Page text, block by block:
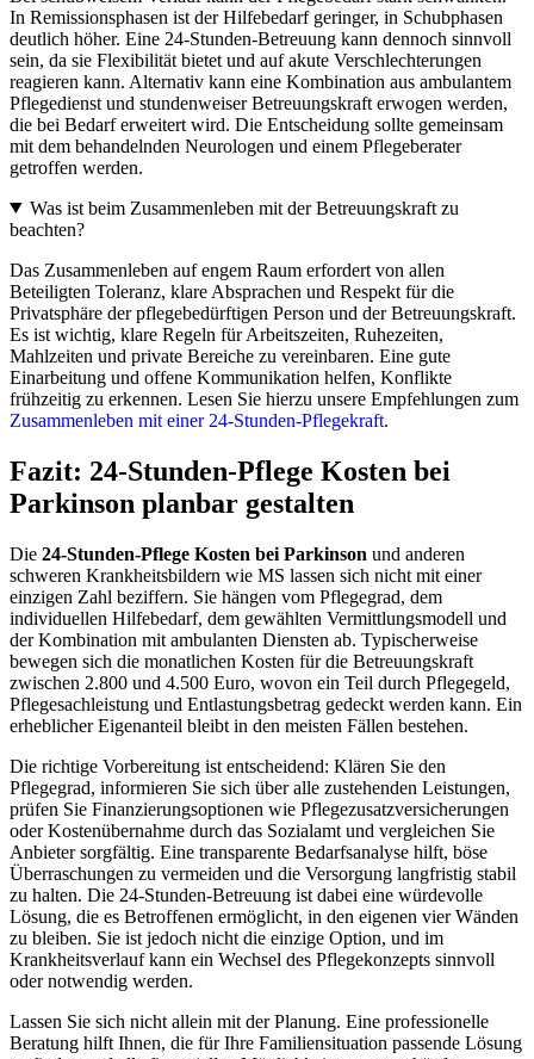
In Remissionsphasen ist der Hilfebedarf geringer, in Schubphasen
deutlich höher. Eine 24-Stunden-Betreuung kann dennoch sinnvoll
sein, da sie Flexibilität bietet und auf akute Verschlechterungen
reagieren kann. Alternativ kann eine Kombination aus ambulantem
Pflegedienst und stundenweiser Betreuungskraft erwogen werden,
die bei Bedarf erweitert wird. Die Entscheidung sollte gemeinsam
mit dem behandelnden Neurologen und einem Pflegeberater
getroffen werden.
Was ist beim Zusammenleben mit der Betreuungskraft zu
beachten?
Das Zusammenleben auf engem Raum erfordert von allen
Beteiligten Toleranz, klare Absprachen und Respekt für die
Privatsphäre der pflegebedürftigen Person und der Betreuungskraft.
Es ist wichtig, klare Regeln für Arbeitszeiten, Ruhezeiten,
Mahlzeiten und private Bereiche zu vereinbaren. Eine gute
Einarbeitung und offene Kommunikation helfen, Konflikte
frühzeitig zu erkennen. Lesen Sie hierzu unsere Empfehlungen zum
Zusammenleben mit einer 24-Stunden-Pflegekraft.
Fazit: 24-Stunden-Pflege Kosten bei
Parkinson planbar gestalten
Die 24-Stunden-Pflege Kosten bei Parkinson und anderen
schweren Krankheitsbildern wie MS lassen sich nicht mit einer
einzigen Zahl beziffern. Sie hängen vom Pflegegrad, dem
individuellen Hilfebedarf, dem gewählten Vermittlungsmodell und
der Kombination mit ambulanten Diensten ab. Typischerweise
bewegen sich die monatlichen Kosten für die Betreuungskraft
zwischen 2.800 und 4.500 Euro, wovon ein Teil durch Pflegegeld,
Pflegesachleistung und Entlastungsbetrag gedeckt werden kann. Ein
erheblicher Eigenanteil bleibt in den meisten Fällen bestehen.
Die richtige Vorbereitung ist entscheidend: Klären Sie den
Pflegegrad, informieren Sie sich über alle zustehenden Leistungen,
prüfen Sie Finanzierungsoptionen wie Pflegezusatzversicherungen
oder Kostenübernahme durch das Sozialamt und vergleichen Sie
Anbieter sorgfältig. Eine transparente Bedarfsanalyse hilft, böse
Überraschungen zu vermeiden und die Versorgung langfristig stabil
zu halten. Die 24-Stunden-Betreuung ist dabei eine würdevolle
Lösung, die es Betroffenen ermöglicht, in den eigenen vier Wänden
zu bleiben. Sie ist jedoch nicht die einzige Option, und im
Krankheitsverlauf kann ein Wechsel des Pflegekonzepts sinnvoll
oder notwendig werden.
Lassen Sie sich nicht allein mit der Planung. Eine professionelle
Beratung hilft Ihnen, die für Ihre Familiensituation passende Lösung